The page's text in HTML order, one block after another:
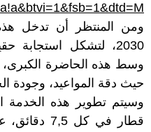
ومن المنتظر أن تدخل
2030، لتشكل استجابة
وسط هذه الحاضرة الكبرى،
حيث دقة المواعيد، وجودة
وسيتم تطوير هذه الخدمة
قطار في